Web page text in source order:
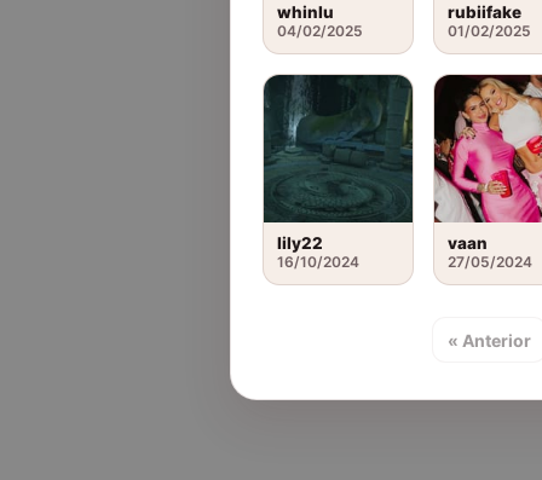
whinlu
04/02/2025
rubiifake
01/02/2025
lily22
16/10/2024
vaan
27/05/2024
« Anterior